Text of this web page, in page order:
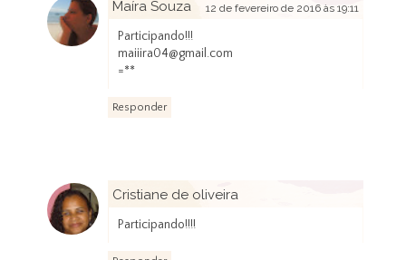
Maíra Souza 12 de fevereiro de 2016 às 19:11
Participando!!!
maiiira04@gmail.com
=**
Responder
Cristiane de oliveira
Participando!!!!